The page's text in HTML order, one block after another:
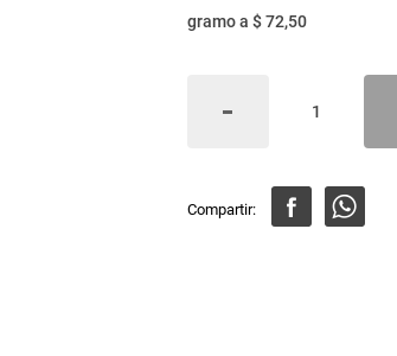
gramoa $ 72,50